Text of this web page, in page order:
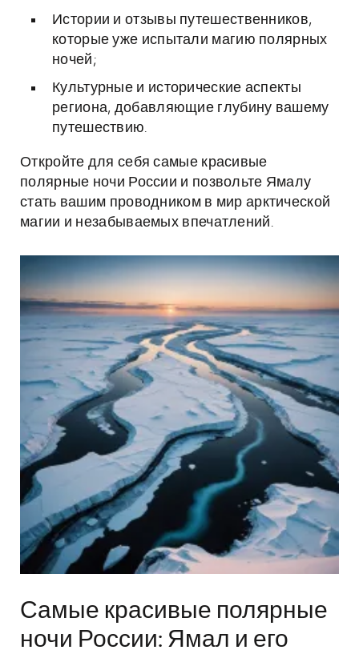
Истории и отзывы путешественников,
которые уже испытали магию полярных
ночей;
Культурные и исторические аспекты
региона, добавляющие глубину вашему
путешествию.
Откройте для себя самые красивые
полярные ночи России и позвольте Ямалу
стать вашим проводником в мир арктической
магии и незабываемых впечатлений.
Самые красивые полярные
ночи России: Ямал и его